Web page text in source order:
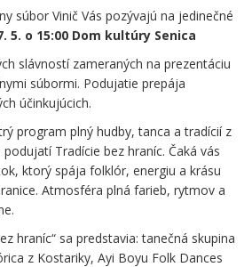
súbor Vinič Vás pozývajú na jedinečné
5. o 15:00 Dom kultúry Senica
slávností zameraných na prezentáciu
súbormi. Podujatie prepája
účinkujúcich.
program plný hudby, tanca a tradícií z
Tradície bez hraníc. Čaká vás
ktorý spája folklór, energiu a krásu
Atmosféra plná farieb, rytmov a
hraníc“ sa predstavia: tanečná skupina
z Kostariky, Ayi Boyu Folk Dances